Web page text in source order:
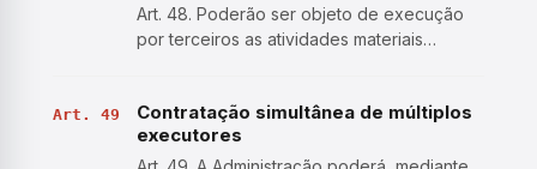
Art. 48. Poderão ser objeto de execução
por terceiros as atividades materiais
constituam área de competência legal do
órgão ou da entidade, vedado à
Administra…
Art. 49
Contratação simultânea de múltiplos
executores